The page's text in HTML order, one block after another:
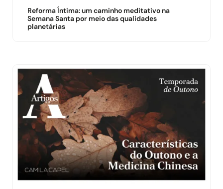
Reforma Íntima: um caminho meditativo na
Semana Santa por meio das qualidades
planetárias